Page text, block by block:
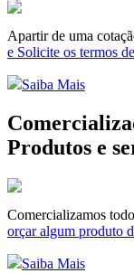
Apartir de uma
e Solicite os termos
Saiba Mais
Produtos e
Comercializamos
orçar algum produto
Saiba Mais